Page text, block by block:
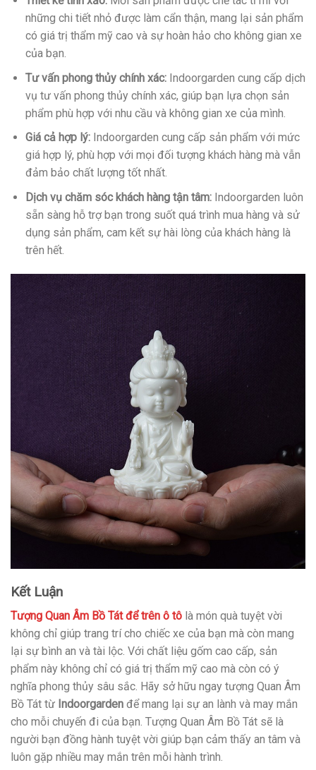
những chi tiết nhỏ được làm cẩn thận, mang lại sản phẩm
có giá trị thẩm mỹ cao và sự hoàn hảo cho không gian xe
của bạn.
Tư vấn phong thủy chính xác:Indoorgarden cung cấp dịch
vụ tư vấn phong thủy chính xác, giúp bạn lựa chọn sản
phẩm phù hợp với nhu cầu và không gian xe của mình.
Giá cả hợp lý:Indoorgarden cung cấp sản phẩm với mức
giá hợp lý, phù hợp với mọi đối tượng khách hàng mà vẫn
đảm bảo chất lượng tốt nhất.
Dịch vụ chăm sóc khách hàng tận tâm:Indoorgarden luôn
sẵn sàng hỗ trợ bạn trong suốt quá trình mua hàng và sử
dụng sản phẩm, cam kết sự hài lòng của khách hàng là
trên hết.
Kết Luận
Tượng Quan Âm Bồ Tát để trên ô tô là món quà tuyệt vời
không chỉ giúp trang trí cho chiếc xe của bạn mà còn mang
lại sự bình an và tài lộc. Với chất liệu gốm cao cấp, sản
phẩm này không chỉ có giá trị thẩm mỹ cao mà còn có ý
nghĩa phong thủy sâu sắc. Hãy sở hữu ngay tượng Quan Âm
Bồ Tát từ Indoorgarden để mang lại sự an lành và may mắn
cho mỗi chuyến đi của bạn. Tượng Quan Âm Bồ Tát sẽ là
người bạn đồng hành tuyệt vời giúp bạn cảm thấy an tâm và
luôn gặp nhiều may mắn trên mỗi hành trình.